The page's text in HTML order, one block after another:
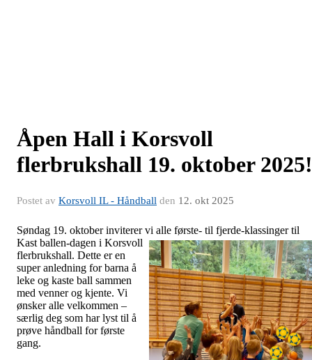
Åpen Hall i Korsvoll
flerbrukshall 19. oktober 2025!
Postet av Korsvoll IL - Håndball den 12. okt 2025
Søndag 19. oktober inviterer vi alle første- til fjerde-klassinger til
Kast ballen-dagen i Korsvoll
flerbrukshall. Dette er en
super anledning for barna å
leke og kaste ball sammen
med venner og kjente. Vi
ønsker alle velkommen –
særlig deg som har lyst til å
prøve håndball for første
gang.